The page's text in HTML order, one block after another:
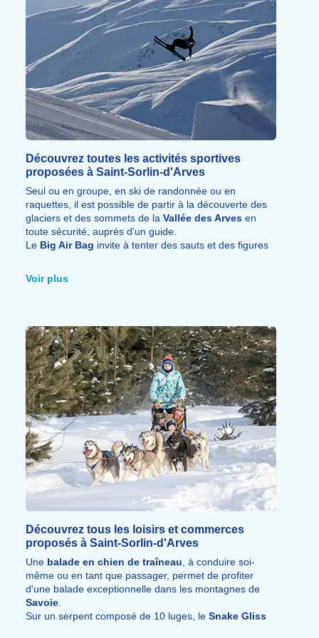
Découvrez toutes les activités sportives
proposées à Saint-Sorlin-d'Arves
Seul ou en groupe, en ski de randonnée ou en
raquettes, il est possible de partir à la découverte des
glaciers et des sommets de la Vallée des Arves en
toute sécurité, auprès d'un guide.
Le Big Air Bag invite à tenter des sauts et des figures
glisseet
ski, offre un moment inoubliable avec une vue
imprenable sur le domaine.
VTT sur neige, motoneige, démos freestyle, aires de
luge, jardins des neiges et raquettes en autonomie
complètent cette large palette d'activités sportives.
Voir plus
Découvrez tous les loisirs et commerces
proposés à Saint-Sorlin-d'Arves
Une balade en chien de traîneau , à conduire soi-
même ou en tant que passager, permet de profiter
d'une balade exceptionnelle dans les montagnes de
Savoie
Sur un serpent composé de 10 luges, le Snake Gliss